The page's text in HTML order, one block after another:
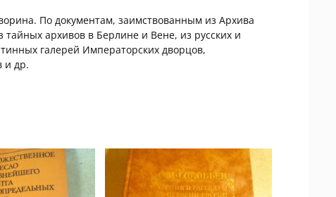
По документам, заимствованным из Архива
архивов в Берлине и Вене, из русских и
галерей Императорских дворцов,
и др.